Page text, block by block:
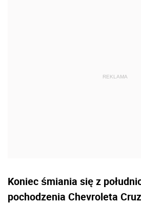
Koniec śmiania się z
pochodzenia Chevroleta